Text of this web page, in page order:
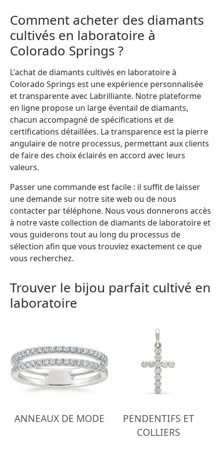
Comment acheter des diamants
cultivés en laboratoire à
Colorado Springs ?
L'achat de diamants cultivés en laboratoire à
Colorado Springs est une expérience personnalisée
et transparente avec Labrilliante. Notre plateforme
en ligne propose un large éventail de diamants,
chacun accompagné de spécifications et de
certifications détaillées. La transparence est la pierre
angulaire de notre processus, permettant aux clients
de faire des choix éclairés en accord avec leurs
valeurs.
Passer une commande est facile : il suffit de laisser
une demande sur notre site web ou de nous
contacter par téléphone. Nous vous donnerons accès
à notre vaste collection de diamants de laboratoire et
vous guiderons tout au long du processus de
sélection afin que vous trouviez exactement ce que
vous recherchez.
ANNEAUX DE MODE
PENDENTIFS ET
COLLIERS
Trouver le bijou parfait cultivé en
laboratoire